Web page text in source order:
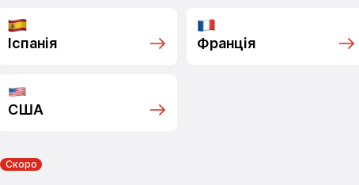
Іспанія Франція
США
Скоро